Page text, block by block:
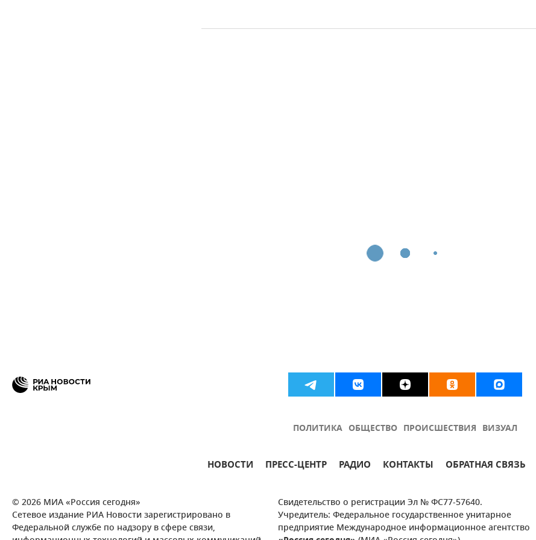
ПОЛИТИКА ОБЩЕСТВО ПРОИСШЕСТВИЯ ВИЗУАЛ
НОВОСТИ ПРЕСС-ЦЕНТР РАДИО КОНТАКТЫ ОБРАТНАЯ СВЯЗЬ
© 2026 МИА «Россия сегодня»
Сетевое издание РИА Новости зарегистрировано в
Федеральной службе по надзору в сфере связи,
Свидетельство о регистрации Эл № ФС77-57640.
Учредитель: Федеральное государственное унитарное
предприятие Международное информационное агентство